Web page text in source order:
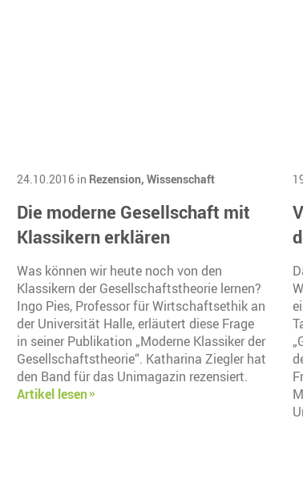
24.10.2016 in Rezension, Wissenschaft
Die moderne Gesellschaft mit
Klassikern erklären
Was können wir heute noch von den
Klassikern der Gesellschaftstheorie lernen?
Ingo Pies, Professor für Wirtschaftsethik an
der Universität Halle, erläutert diese Frage
in seiner Publikation „Moderne Klassiker der
Gesellschaftstheorie“. Katharina Ziegler hat
den Band für das Unimagazin rezensiert.
Artikel lesen